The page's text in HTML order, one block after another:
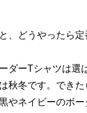
どうやったら定
ダーTシャツは選
秋冬です。でき
やネイビーのボ